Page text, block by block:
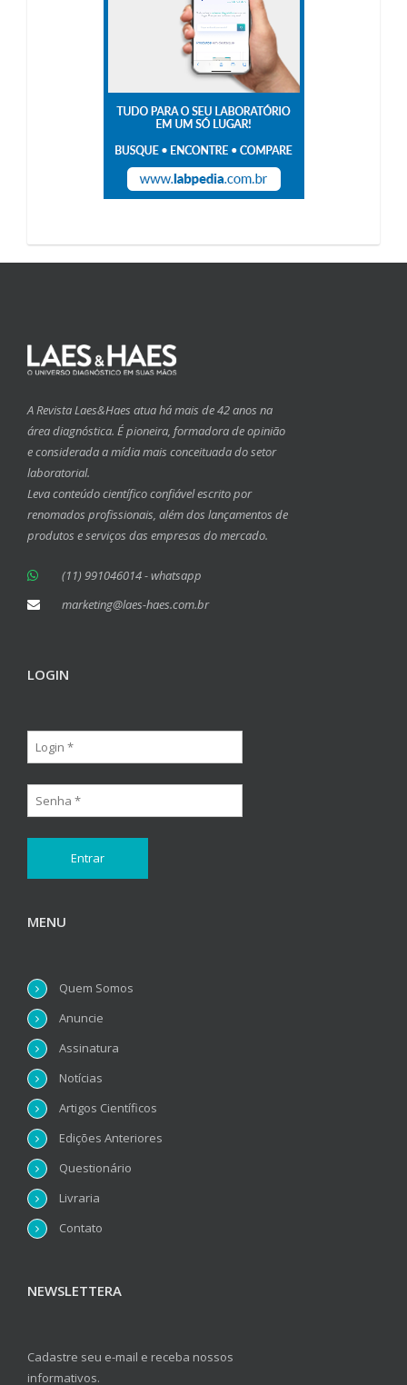
A Revista Laes&Haes atua há mais de 42 anos na
área diagnóstica. É pioneira, formadora de opinião
e considerada a mídia mais conceituada do setor
laboratorial.
Leva conteúdo científico confiável escrito por
renomados profissionais, além dos lançamentos de
produtos e serviços das empresas do mercado.
(11) 991046014 - whatsapp
marketing@laes-haes.com.br
LOGIN
MENU
Quem Somos
Anuncie
Assinatura
Notícias
Artigos Científicos
Edições Anteriores
Questionário
Livraria
Contato
NEWSLETTERA
Cadastre seu e-mail e receba nossos
informativos.